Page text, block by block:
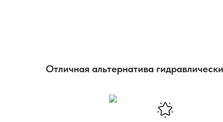
Отличная альтернатива